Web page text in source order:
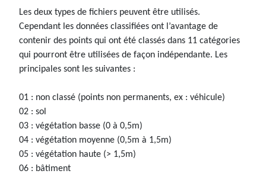
Les deux types de fichiers peuvent être utilisés.
Cependant les données classifiées ont l’avantage de
contenir des points qui ont été classés dans 11 catégories
qui pourront être utilisées de façon indépendante. Les
principales sont les suivantes :
01 : non classé (points non permanents, ex : véhicule)
02 : sol
03 : végétation basse (0 à 0,5m)
04 : végétation moyenne (0,5m à 1,5m)
05 : végétation haute (> 1,5m)
06 : bâtiment